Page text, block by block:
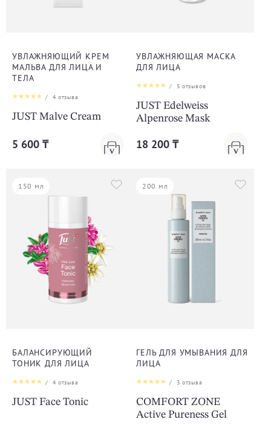
УВЛАЖНЯЮЩИЙ КРЕМ
МАЛЬВА ДЛЯ ЛИЦА И
ТЕЛА
/ 4отзыва
JUST Malve Cream
5 600 ₸
УВЛАЖНЯЮЩАЯ МАСКА
ДЛЯ ЛИЦА
/ 5 отзывов
JUST Edelweiss
Alpenrose Mask
18 200 ₸
150 мл
БАЛАНСИРУЮЩИЙ
ТОНИК ДЛЯ ЛИЦА
/ 4отзыва
JUST Face Tonic
200 мл
ГЕЛЬ ДЛЯ УМЫВАНИЯ ДЛЯ
ЛИЦА
/ 3 отзыва
COMFORT ZONE
Active Pureness Gel